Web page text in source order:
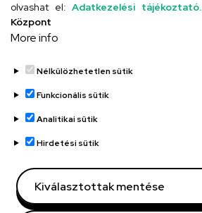
UD telefonkönyv
Adatvédelem
Adatvédelem
Régi oldal
Technikai információk
olvashat el: Adatkezelési tájékoztató.
Központ
More info
Nélkülözhetetlen sütik
Funkcionális sütik
Analitikai sütik
Hirdetési sütik
Kiválasztottak mentése